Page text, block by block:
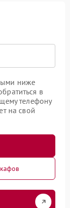
ниже
в
телефону
на свой